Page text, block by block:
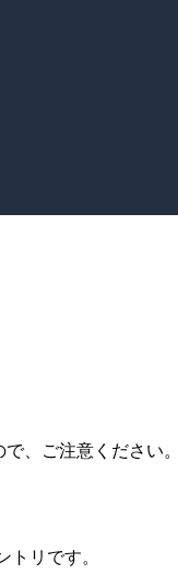
、ご注意ください。
リです。